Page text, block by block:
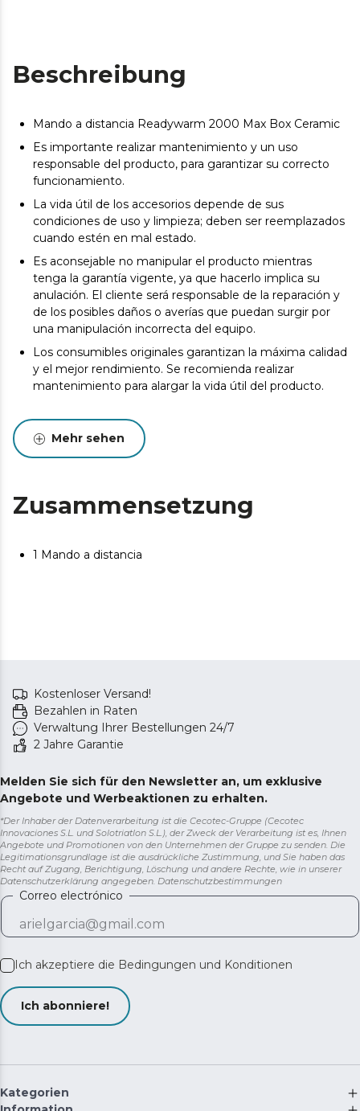
Beschreibung
Mando a distancia Readywarm 2000 Max Box Ceramic
Es importante realizar mantenimiento y un uso
responsable del producto, para garantizar su correcto
funcionamiento.
La vida útil de los accesorios depende de sus
condiciones de uso y limpieza; deben ser reemplazados
cuando estén en mal estado.
Es aconsejable no manipular el producto mientras
tenga la garantía vigente, ya que hacerlo implica su
anulación. El cliente será responsable de la reparación y
de los posibles daños o averías que puedan surgir por
una manipulación incorrecta del equipo.
Los consumibles originales garantizan la máxima calidad
y el mejor rendimiento. Se recomienda realizar
mantenimiento para alargar la vida útil del producto.
Mehr sehen
Zusammensetzung
1 Mando a distancia
Kostenloser Versand!
Bezahlen in Raten
Verwaltung Ihrer Bestellungen 24/7
2 Jahre Garantie
Melden Sie sich für den Newsletter an, um exklusive
Angebote und Werbeaktionen zu erhalten.
*Der Inhaber der Datenverarbeitung ist die Cecotec-Gruppe (Cecotec
Innovaciones S.L. und Solotriatlon S.L.), der Zweck der Verarbeitung ist es, Ihnen
Angebote und Promotionen von den Unternehmen der Gruppe zu senden. Die
Legitimationsgrundlage ist die ausdrückliche Zustimmung, und Sie haben das
Recht auf Zugang, Berichtigung, Löschung und andere Rechte, wie in unserer
Datenschutzerklärung angegeben. Datenschutzbestimmungen
Correo electrónico
Ich akzeptiere die Bedingungen und Konditionen
Ich abonniere!
Kategorien